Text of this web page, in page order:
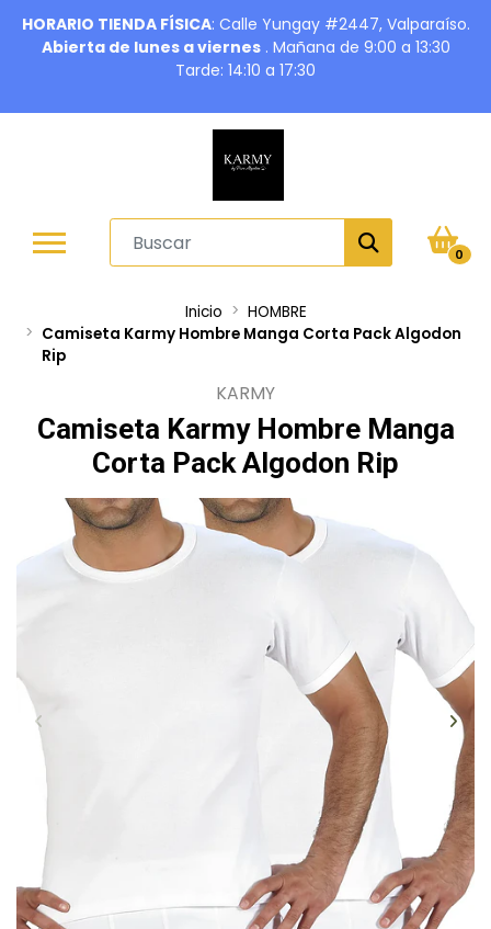
HORARIO TIENDA FÍSICA: Calle Yungay #2447, Valparaíso.
Abierta de lunes a viernes. Mañana de 9:00 a 13:30
Tarde: 14:10 a 17:30
0
Inicio
HOMBRE
Camiseta Karmy Hombre Manga Corta Pack Algodon
Rip
KARMY
Camiseta Karmy Hombre Manga
Corta Pack Algodon Rip